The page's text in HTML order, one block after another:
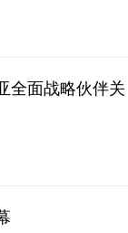
全面战略伙伴关